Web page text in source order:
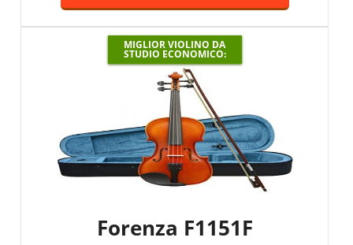
MIGLIOR VIOLINO DA
STUDIO ECONOMICO:
Forenza F1151F